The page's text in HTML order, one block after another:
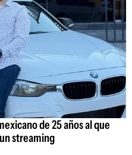
de 25 años al que
streaming